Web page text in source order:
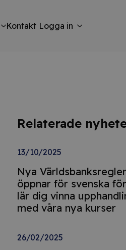
Kontakt Logga in
Relaterade
13/10/2025
Nya Världsbanksregler
öppnar för svenska
lär dig vinna
med våra nya kurser
26/02/2025